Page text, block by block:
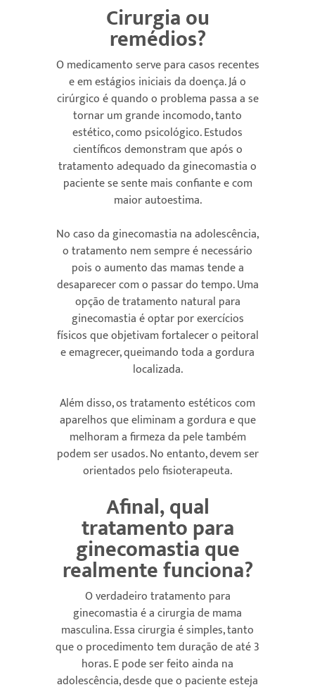
Cirurgia ou
remédios?
O medicamento serve para casos recentes
e em estágios iniciais da doença. Já o
cirúrgico é quando o problema passa a se
tornar um grande incomodo, tanto
estético, como psicológico. Estudos
científicos demonstram que após o
tratamento adequado da ginecomastia o
paciente se sente mais confiante e com
maior autoestima.
No caso da ginecomastia na adolescência,
o tratamento nem sempre é necessário
pois o aumento das mamas tende a
desaparecer com o passar do tempo. Uma
opção de tratamento natural para
ginecomastia é optar por exercícios
físicos que objetivam fortalecer o peitoral
e emagrecer, queimando toda a gordura
localizada.
Além disso, os tratamento estéticos com
aparelhos que eliminam a gordura e que
melhoram a firmeza da pele também
podem ser usados. No entanto, devem ser
orientados pelo fisioterapeuta.
Afinal, qual
tratamento para
ginecomastia que
realmente funciona?
O verdadeiro tratamento para
ginecomastia é a cirurgia de mama
masculina. Essa cirurgia é simples, tanto
que o procedimento tem duração de até 3
horas. E pode ser feito ainda na
adolescência, desde que o paciente esteja